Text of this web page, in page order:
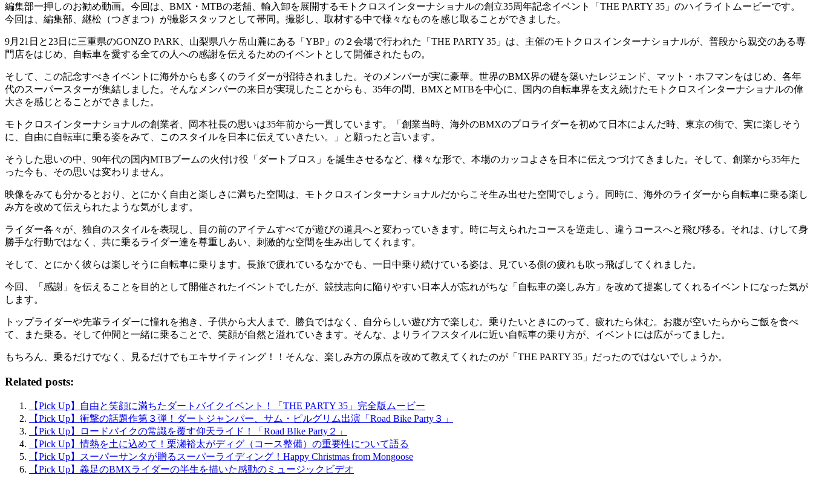
編集部一押しのお勧め動画。今回は、BMX・MTBの老舗、輸入卸を展開するモトクロスインターナショナルの創立35周年記念イベント「THE PARTY 35」のハイライトムービーです。
今回は、編集部、継松（つぎまつ）が撮影スタッフとして帯同。撮影し、取材する中で様々なものを感じ取ることができました。
9月21日と23日に三重県のGONZO PARK、山梨県八ケ岳山麓にある「YBP」の２会場で行われた「THE PARTY 35」は、主催のモトクロスインターナショナルが、普段から親交のある専
門店をはじめ、自転車を愛する全ての人への感謝を伝えるためのイベントとして開催されたもの。
そして、この記念すべきイベントに海外からも多くのライダーが招待されました。そのメンバーが実に豪華。世界のBMX界の礎を築いたレジェンド、マット・ホフマンをはじめ、各年
代のスーパースターが集結しました。そんなメンバーの来日が実現したことからも、35年の間、BMXとMTBを中心に、国内の自転車界を支え続けたモトクロスインターナショナルの偉
大さを感じとることができました。
モトクロスインターナショナルの創業者、岡本社長の思いは35年前から一貫しています。「創業当時、海外のBMXのプロライダーを初めて日本によんだ時、東京の街で、実に楽しそう
に、自由に自転車に乗る姿をみて、このスタイルを日本に伝えていきたい。」と願ったと言います。
そうした思いの中、90年代の国内MTBブームの火付け役「ダートブロス」を誕生させるなど、様々な形で、本場のカッコよさを日本に伝えつづけてきました。そして、創業から35年た
った今も、その思いは変わりません。
映像をみても分かるとおり、とにかく自由と楽しさに満ちた空間は、モトクロスインターナショナルだからこそ生み出せた空間でしょう。同時に、海外のライダーから自転車に乗る楽し
み方を改めて伝えられたような気がします。
ライダー各々が、独自のスタイルを表現し、目の前のアイテムすべてが遊びの道具へと変わっていきます。時に与えられたコースを逆走し、違うコースへと飛び移る。それは、けして身
勝手な行動ではなく、共に乗るライダー達を尊重しあい、刺激的な空間を生み出してくれます。
そして、とにかく彼らは楽しそうに自転車に乗ります。長旅で疲れているなかでも、一日中乗り続けている姿は、見ている側の疲れも吹っ飛ばしてくれました。
今回、「感謝」を伝えることを目的として開催されたイベントでしたが、競技志向に陥りやすい日本人が忘れがちな「自転車の楽しみ方」を改めて提案してくれるイベントになった気が
します。
トップライダーや先輩ライダーに憧れを抱き、子供から大人まで、勝負ではなく、自分らしい遊び方で楽しむ。乗りたいときにのって、疲れたら休む。お腹が空いたらからご飯を食べ
て、また乗る。そして仲間と一緒に乗ることで、笑顔が自然と溢れていきます。そんな、よりライフスタイルに近い自転車の乗り方が、イベントには広がってました。
もちろん、乗るだけでなく、見るだけでもエキサイティング！！そんな、楽しみ方の原点を改めて教えてくれたのが「THE PARTY 35」だったのではないでしょうか。
Related posts:
【Pick Up】自由と笑顔に満ちたダートバイクイベント！「THE PARTY 35」完全版ムービー
【Pick Up】衝撃の話題作第３弾！ダートジャンパー、サム・ピルグリム出演「Road Bike Party３」
【Pick Up】ロードバイクの常識を覆す仰天ライド！「Road BIke Party２」
【Pick Up】情熱を土に込めて！栗瀬裕太がディグ（コース整備）の重要性について語る
【Pick Up】スーパーサンタが贈るスーパーライディング！Happy Christmas from Mongoose
【Pick Up】義足のBMXライダーの半生を描いた感動のミュージックビデオ